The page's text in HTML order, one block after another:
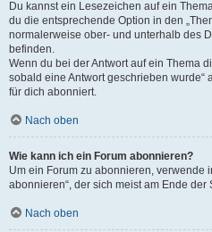
Du kannst ein Lesezeichen auf ein
du die entsprechende Option in den
normalerweise ober- und unterhalb des
befinden.
Wenn du bei der Antwort auf ein Thema
sobald eine Antwort geschrieben wurde“
für dich abonniert.
Nach oben
Wie kann ich ein Forum abonnieren?
Um ein Forum zu abonnieren, verwende
abonnieren“, der sich meist am Ende der
Nach oben